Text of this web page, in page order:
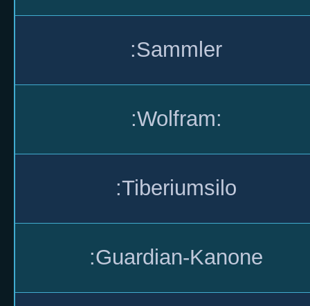
:Sammler
:Wolfram:
:Tiberiumsilo
:Guardian-Kanone